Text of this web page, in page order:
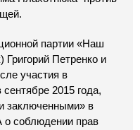
партии «Наш
Петренко и
участия в
2015 года,
заключенными» в
соблюдении прав